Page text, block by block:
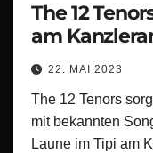
The 12
am
22. MAI 2023
The 12 Tenors
mit bekannten
Laune im Tipi am